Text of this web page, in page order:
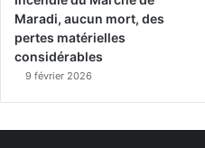
Maradi, aucun mort, des
pertes matérielles
considérables
9 février 2026